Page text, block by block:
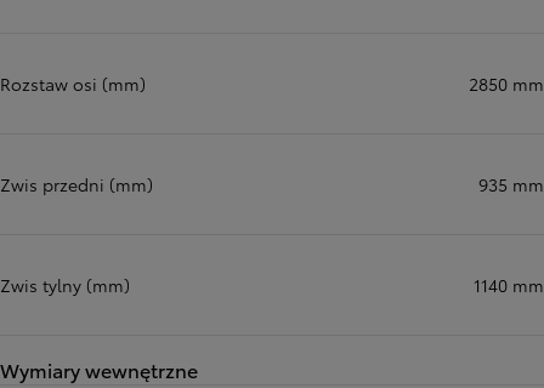
Rozstaw osi (mm) 2850 mm
Zwis przedni (mm) 935 mm
Zwis tylny (mm) 1140 mm
Wymiary wewnętrzne